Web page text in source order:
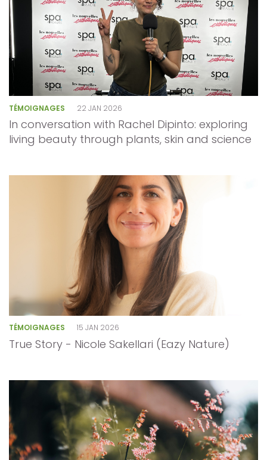
TÉMOIGNAGES 22 JAN 2026
In conversation with Rachel Dipinto: exploring
living beauty through plants, skin and science
TÉMOIGNAGES 15 JAN 2026
True Story - Nicole Sakellari (Eazy Nature)